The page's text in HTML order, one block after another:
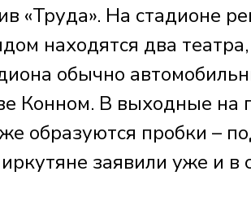
«Труда». На стадионе
находятся два
обычно
Конном. В выходные на
образуются пробки –
заявили уже и в